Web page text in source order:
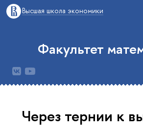
Высшая школа экономики
Факультет
Через тернии к